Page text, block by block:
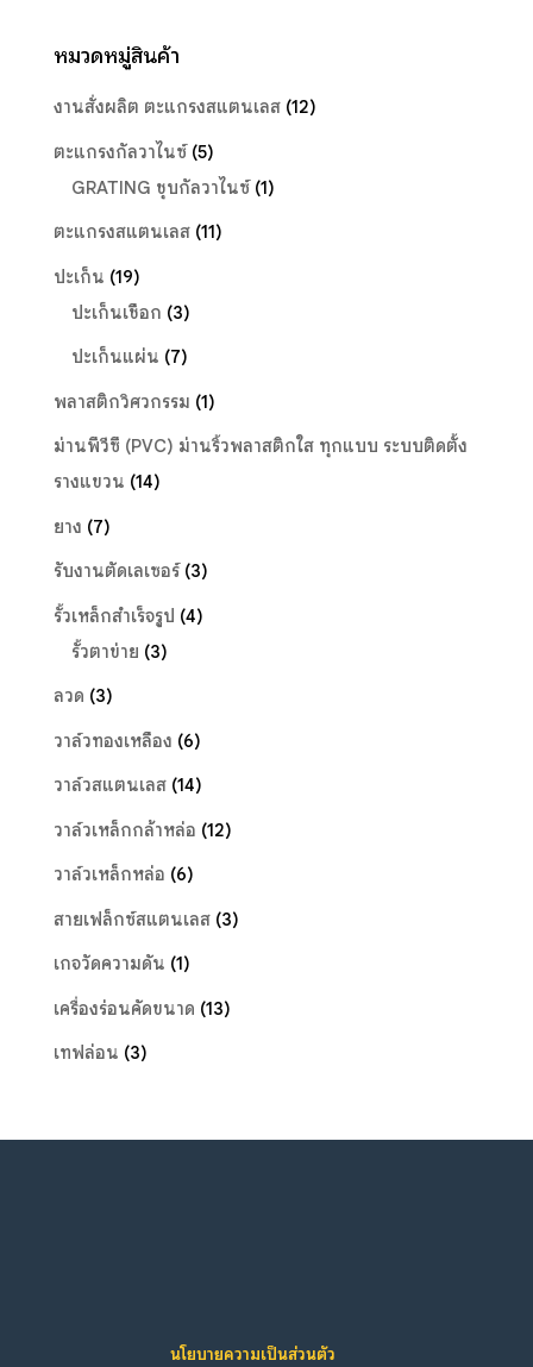
หมวดหมู่สินค้า
งานสั่งผลิต ตะแกรงสแตนเลส (12)
ตะแกรงกัลวาไนซ์ (5)
GRATING ชุบกัลวาไนซ์ (1)
ตะแกรงสแตนเลส (11)
ปะเก็น (19)
ปะเก็นเชือก (3)
ปะเก็นแผ่น (7)
พลาสติกวิศวกรรม (1)
ม่านพีวีซี (PVC) ม่านริ้วพลาสติกใส ทุกแบบ ระบบติดตั้ง
รางแขวน (14)
ยาง (7)
รับงานตัดเลเซอร์ (3)
รั้วเหล็กสำเร็จรูป (4)
รั้วตาข่าย (3)
ลวด (3)
วาล์วทองเหลือง (6)
วาล์วสแตนเลส (14)
วาล์วเหล็กกล้าหล่อ (12)
วาล์วเหล็กหล่อ (6)
สายเฟล็กซ์สแตนเลส (3)
เกจวัดความดัน (1)
เครื่องร่อนคัดขนาด (13)
เทฟล่อน (3)
นโยบายความเป็นส่วนตัว